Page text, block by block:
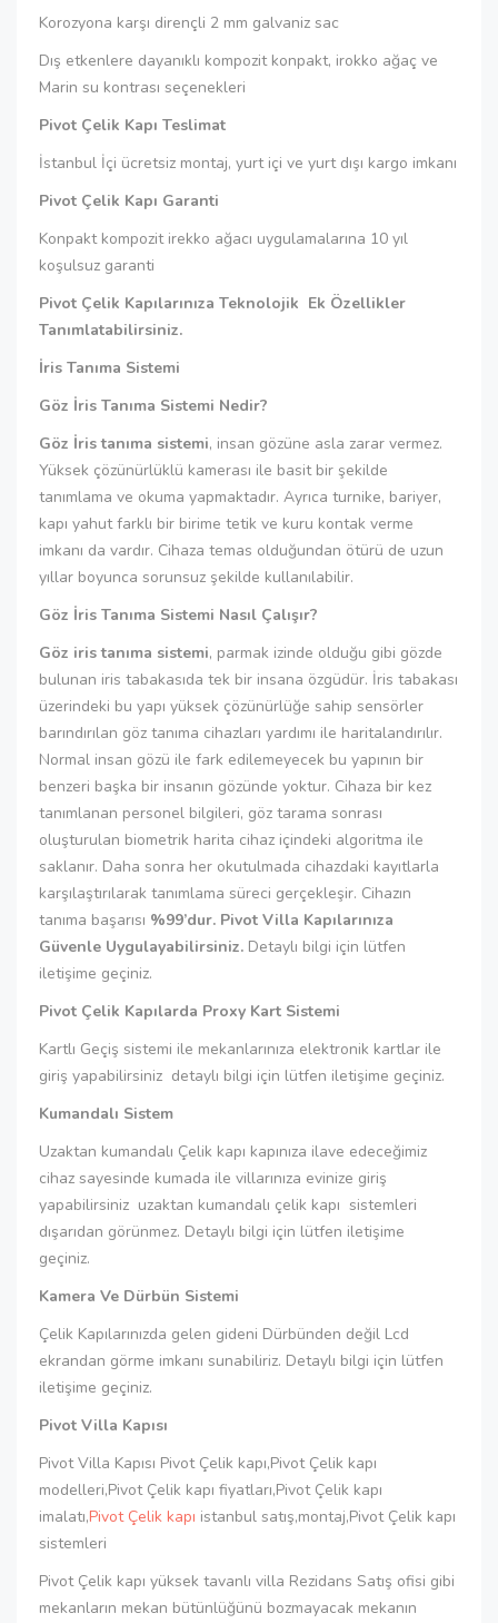
Korozyona karşı dirençli 2 mm galvaniz sac
Dış etkenlere dayanıklı kompozit konpakt, irokko ağaç ve
Marin su kontrası seçenekleri
Pivot Çelik Kapı Teslimat
İstanbul İçi ücretsiz montaj, yurt içi ve yurt dışı kargo imkanı
Pivot Çelik Kapı Garanti
Konpakt kompozit irekko ağacı uygulamalarına 10 yıl
koşulsuz garanti
Pivot Çelik Kapılarınıza Teknolojik Ek Özellikler
Tanımlatabilirsiniz.
İris Tanıma Sistemi
Göz İris Tanıma Sistemi Nedir?
Göz İris tanıma sistemi, insan gözüne asla zarar vermez.
Yüksek çözünürlüklü kamerası ile basit bir şekilde
tanımlama ve okuma yapmaktadır. Ayrıca turnike, bariyer,
kapı yahut farklı bir birime tetik ve kuru kontak verme
imkanı da vardır. Cihaza temas olduğundan ötürü de uzun
yıllar boyunca sorunsuz şekilde kullanılabilir.
Göz İris Tanıma Sistemi Nasıl Çalışır?
Göz iris tanıma sistemi, parmak izinde olduğu gibi gözde
bulunan iris tabakasıda tek bir insana özgüdür. İris tabakası
üzerindeki bu yapı yüksek çözünürlüğe sahip sensörler
barındırılan göz tanıma cihazları yardımı ile haritalandırılır.
Normal insan gözü ile fark edilemeyecek bu yapının bir
benzeri başka bir insanın gözünde yoktur. Cihaza bir kez
tanımlanan personel bilgileri, göz tarama sonrası
oluşturulan biometrik harita cihaz içindeki algoritma ile
saklanır. Daha sonra her okutulmada cihazdaki kayıtlarla
karşılaştırılarak tanımlama süreci gerçekleşir. Cihazın
tanıma başarısı %99’dur. Pivot Villa Kapılarınıza
Güvenle Uygulayabilirsiniz. Detaylı bilgi için lütfen
iletişime geçiniz.
Pivot Çelik Kapılarda Proxy Kart Sistemi
Kartlı Geçiş sistemi ile mekanlarınıza elektronik kartlar ile
giriş yapabilirsiniz detaylı bilgi için lütfen iletişime geçiniz.
Kumandalı Sistem
Uzaktan kumandalı Çelik kapı kapınıza ilave edeceğimiz
cihaz sayesinde kumada ile villarınıza evinize giriş
yapabilirsiniz uzaktan kumandalı çelik kapı sistemleri
dışarıdan görünmez. Detaylı bilgi için lütfen iletişime
geçiniz.
Kamera Ve Dürbün Sistemi
Çelik Kapılarınızda gelen gideni Dürbünden değil Lcd
ekrandan görme imkanı sunabiliriz. Detaylı bilgi için lütfen
iletişime geçiniz.
Pivot Villa Kapısı
Pivot Villa Kapısı Pivot Çelik kapı,Pivot Çelik kapı
modelleri,Pivot Çelik kapı fiyatları,Pivot Çelik kapı
imalatı,Pivot Çelik kapı istanbul satış,montaj,Pivot Çelik kapı
sistemleri
Pivot Çelik kapı yüksek tavanlı villa Rezidans Satış ofisi gibi
mekanların mekan bütünlüğünü bozmayacak mekanın